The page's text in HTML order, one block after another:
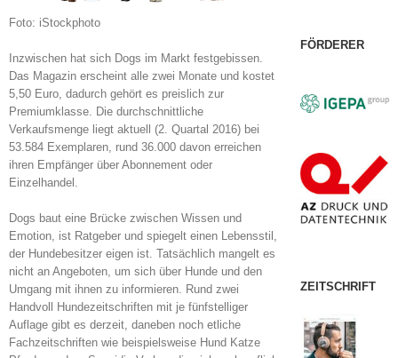
Foto: iStockphoto
Inzwischen hat sich Dogs im Markt festgebissen.
Das Magazin erscheint alle zwei Monate und kostet
5,50 Euro, dadurch gehört es preislich zur
Premiumklasse. Die durchschnittliche
Verkaufsmenge liegt aktuell (2. Quartal 2016) bei
53.584 Exemplaren, rund 36.000 davon erreichen
ihren Empfänger über Abonnement oder
Einzelhandel.
Dogs baut eine Brücke zwischen Wissen und
Emotion, ist Ratgeber und spiegelt einen Lebensstil,
der Hundebesitzer eigen ist. Tatsächlich mangelt es
nicht an Angeboten, um sich über Hunde und den
Umgang mit ihnen zu informieren. Rund zwei
Handvoll Hundezeitschriften mit je fünfstelliger
Auflage gibt es derzeit, daneben noch etliche
Fachzeitschriften wie beispielsweise Hund Katze
FÖRDERER
ZEITSCHRIFT